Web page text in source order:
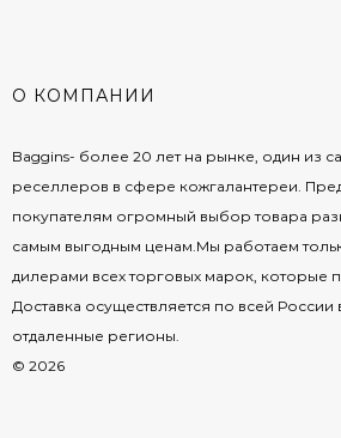
О КОМПАНИИ
Baggins- более 20 лет на рынке, один из
реселлеров в сфере кожгалантереи.
покупателям огромный выбор товара
самым выгодным ценам.Мы работаем
дилерами всех торговых марок, которые
Доставка осуществляется по всей России
отдаленные регионы.
© 2026